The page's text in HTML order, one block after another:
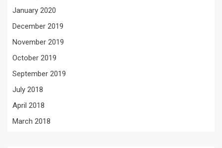
January 2020
December 2019
November 2019
October 2019
September 2019
July 2018
April 2018
March 2018